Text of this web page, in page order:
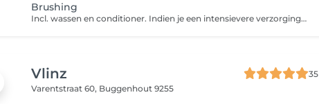
Brushing
Incl. wassen en conditioner. Indien je een intensievere verzorging wenst, gelieve deze dan apart bij te boeken bij de categorie "intensieve verzorging".
Vlinz
35
Varentstraat 60, Buggenhout 9255